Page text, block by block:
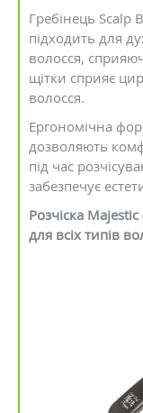
Гребінець Scalp
підходить для
волосся,
щітки сприяє
волосся.
Ергономічна
дозволяють
під час
забезпечує
Розчіска
для всіх типів